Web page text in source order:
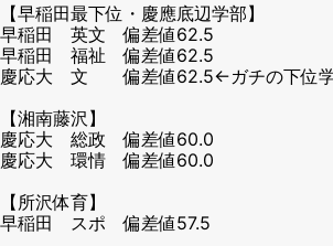
【早稲田最下位・慶應底辺学部】
早稲田 英文 偏差値62.5
早稲田 福祉 偏差値62.5
慶応大 文 偏差値62.5←ガチの下位学
【湘南藤沢】
慶応大 総政 偏差値60.0
慶応大 環情 偏差値60.0
【所沢体育】
早稲田 スポ 偏差値57.5